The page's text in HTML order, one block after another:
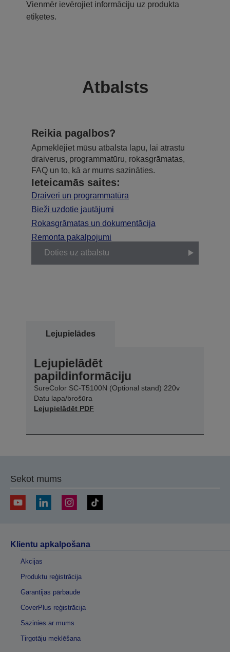
Vienmēr ievērojiet informāciju uz produkta
etiķetes.
Atbalsts
Reikia pagalbos?
Apmeklējiet mūsu atbalsta lapu, lai atrastu
draiverus, programmatūru, rokasgrāmatas,
FAQ un to, kā ar mums sazināties.
Ieteicamās saites:
Draiveri un programmatūra
Bieži uzdotie jautājumi
Rokasgrāmatas un dokumentācija
Remonta pakalpojumi
Doties uz atbalstu
Lejupielādes
Lejupielādēt
papildinformāciju
SureColor SC-T5100N (Optional stand) 220v
Datu lapa/brošūra
Lejupielādēt PDF
Sekot mums
Klientu apkalpošana
Akcijas
Produktu reģistrācija
Garantijas pārbaude
CoverPlus reģistrācija
Sazinies ar mums
Tirgotāju meklēšana